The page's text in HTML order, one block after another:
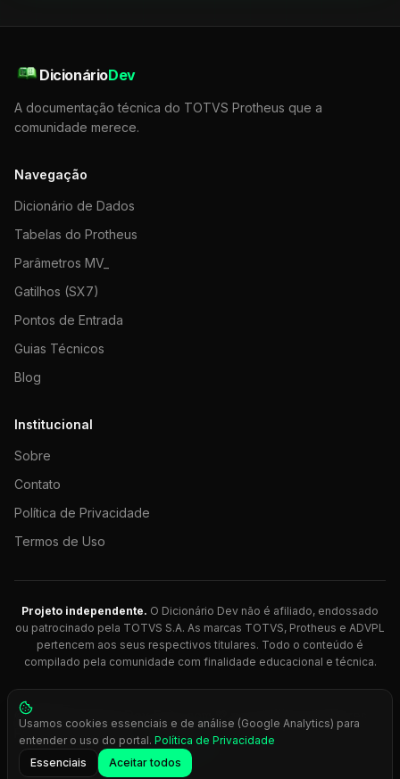
DicionárioDev
A documentação técnica do TOTVS Protheus que a
comunidade merece.
Navegação
Dicionário de Dados
Tabelas do Protheus
Parâmetros MV_
Gatilhos (SX7)
Pontos de Entrada
Guias Técnicos
Blog
Institucional
Sobre
Contato
Política de Privacidade
Termos de Uso
Projeto independente. O Dicionário Dev não é afiliado, endossado
ou patrocinado pela TOTVS S.A. As marcas TOTVS, Protheus e ADVPL
pertencem aos seus respectivos titulares. Todo o conteúdo é
compilado pela comunidade com finalidade educacional e técnica.
© 2026 Dicionário Dev. Feito com 💚 para desenvolvedores
Protheus.
Press Ctrl+K
Usamos cookies essenciais e de análise (Google Analytics) para
entender o uso do portal. Política de Privacidade
Essenciais
Aceitar todos